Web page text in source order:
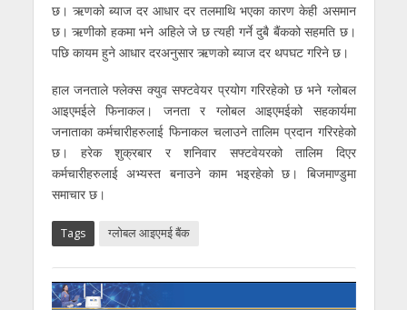
छ। ऋणको ब्याज दर आधार दर तलमाथि भएका कारण केही असमान
छ। ऋणीको हकमा भने अहिले जे छ त्यही गर्ने दुबै बैंकको सहमति छ।
पछि कायम हुने आधार दरअनुसार ऋणको ब्याज दर थपघट गरिने छ।
हाल जनताले फ्लेक्स क्युव सफ्टवेयर प्रयोग गरिरहेको छ भने ग्लोबल
आइएमईले फिनाकल। जनता र ग्लोबल आइएमईको सहकार्यमा
जनाताका कर्मचारीहरुलाई फिनाकल चलाउने तालिम प्रदान गरिरहेको
छ। हरेक शुक्रबार र शनिवार सफ्टवेयरको तालिम दिएर
कर्मचारीहरुलाई अभ्यस्त बनाउने काम भइरहेको छ। बिजमाण्डुमा
समाचार छ।
Tags ग्लोबल आइएमई बैंक